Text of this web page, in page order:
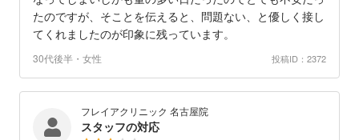
たのですが、そことを伝えると、問題ない、と優しく接し
てくれましたのが印象に残っています。
30代後半・女性 投稿ID：2372
フレイアクリニック 名古屋院
スタッフの対応